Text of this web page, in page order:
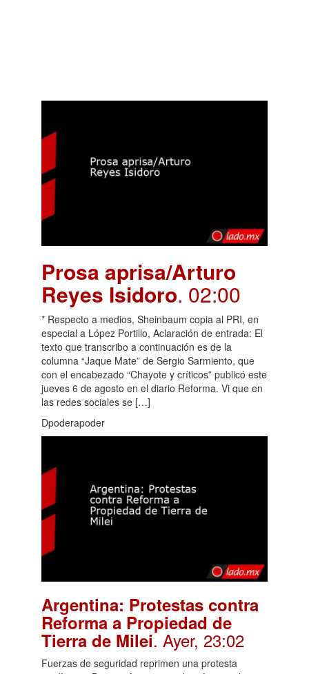
Prosa aprisa/Arturo
Reyes Isidoro. 02:00
* Respecto a medios, Sheinbaum copia al PRI, en
especial a López Portillo, Aclaración de entrada: El
texto que transcribo a continuación es de la
columna “Jaque Mate” de Sergio Sarmiento, que
con el encabezado “Chayote y críticos” publicó este
jueves 6 de agosto en el diario Reforma. Vi que en
las redes sociales se […]
Dpoderapoder
Argentina: Protestas contra
Reforma a Propiedad de
Tierra de Milei. Ayer, 23:02
Fuerzas de seguridad reprimen una protesta